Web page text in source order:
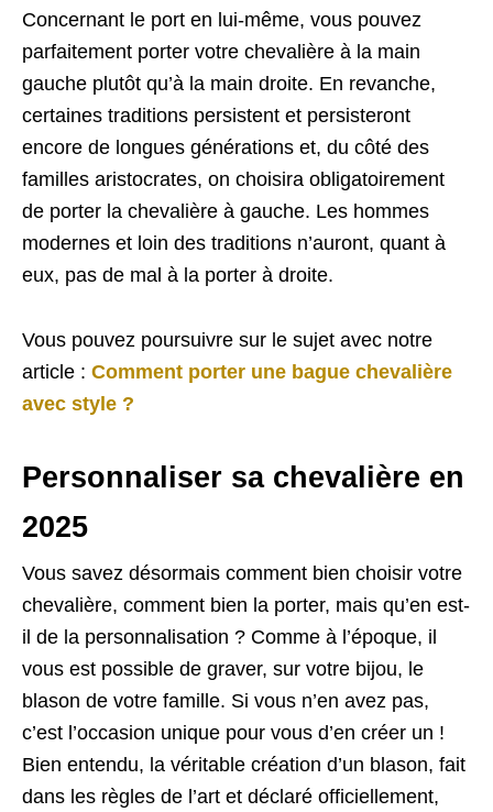
Concernant le port en lui-même, vous pouvez
parfaitement porter votre chevalière à la main
gauche plutôt qu’à la main droite. En revanche,
certaines traditions persistent et persisteront
encore de longues générations et, du côté des
familles aristocrates, on choisira obligatoirement
de porter la chevalière à gauche. Les hommes
modernes et loin des traditions n’auront, quant à
eux, pas de mal à la porter à droite.
Vous pouvez poursuivre sur le sujet avec notre
article : Comment porter une bague chevalière
avec style ?
Personnaliser sa chevalière en
2025
Vous savez désormais comment bien choisir votre
chevalière, comment bien la porter, mais qu’en est-
il de la personnalisation ? Comme à l’époque, il
vous est possible de graver, sur votre bijou, le
blason de votre famille. Si vous n’en avez pas,
c’est l’occasion unique pour vous d’en créer un !
Bien entendu, la véritable création d’un blason, fait
dans les règles de l’art et déclaré officiellement,